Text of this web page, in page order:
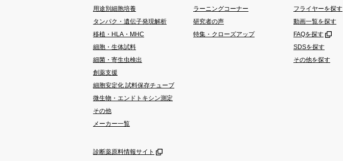
用途別細胞培養
タンパク・遺伝子発現解析
移植・HLA・MHC
細胞・生体試料
細菌・寄生虫検出
創薬支援
細胞安定化 試料保存チューブ
微生物・エンドトキシン測定
その他
メーカー一覧
診断薬原料情報サイト
ラーニングコーナー
研究者の声
特集・クローズアップ
フライヤーを探す
動画一覧を探す
FAQを探す
SDSを探す
その他を探す